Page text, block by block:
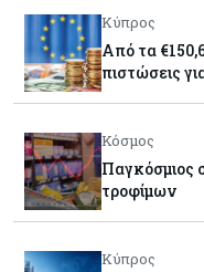
Κύπρος
Από τα
πιστώσεις
Κόσμος
Παγκόσμιος
τροφίμων
Κύπρος